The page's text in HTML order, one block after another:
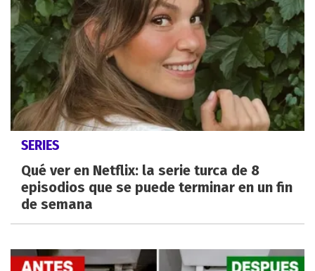
SERIES
Qué ver en Netflix: la serie turca de 8
episodios que se puede terminar en un fin
de semana